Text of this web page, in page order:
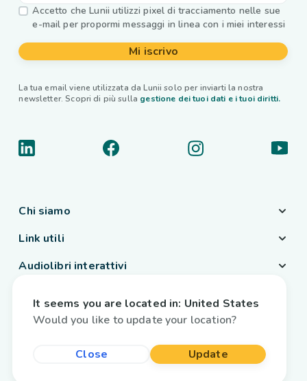
Accetto che Lunii utilizzi pixel di tracciamento nelle sue
e-mail per propormi messaggi in linea con i miei interessi
Mi iscrivo
La tua email viene utilizzata da Lunii solo per inviarti la nostra
newsletter. Scopri di più sulla gestione dei tuoi dati e i tuoi diritti.
Chi siamo
Link utili
Audiolibri interattivi
Italia / Italiano
It seems you are located in: United States
Would you like to update your location?
Close Update